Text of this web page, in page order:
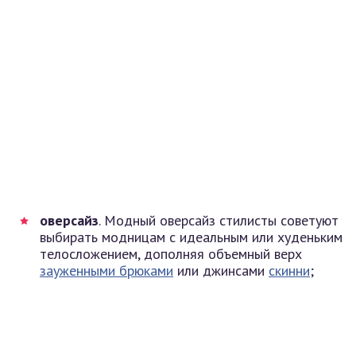
оверсайз. Модный оверсайз стилисты советуют
выбирать модницам с идеальным или худеньким
телосложением, дополняя объемный верх
зауженными брюками или джинсами скинни;